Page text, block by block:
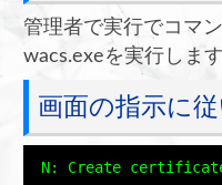
管理者で実行でコマ
wacs.exeを実行します
画面の指示に
N: Create